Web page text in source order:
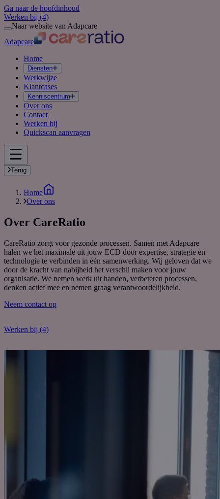
Ga naar de hoofdinhoud
Werken bij (4)
Naar website van Adapcare
Adapcare
Home
Diensten
Werkwijze
Klantcases
Kenniscentrum
Over ons
Contact
Werken bij
Quickscan aanvragen
Terug
Home
Over ons
Over CareRatio
CareRatio zorgt voor gezonde processen. Samen met Adapcare
halen we het maximale uit jouw ECD door expertise, strategie en
technologie te verbinden in één samenwerking. Wij geloven dat we
door de kracht van nabijheid het verschil maken voor jouw
organisatie. We nemen werk uit handen, verbeteren processen,
denken actief mee en nemen graag verantwoordelijkheid.
Neem contact op
Werken bij (4)